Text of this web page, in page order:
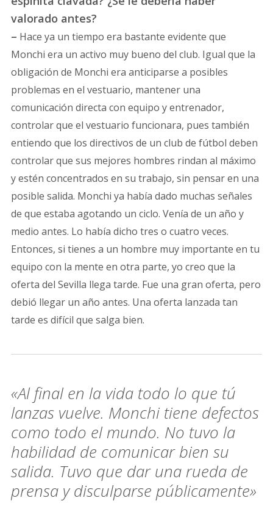
valorado antes?
– Hace ya un tiempo era bastante evidente que
Monchi era un activo muy bueno del club. Igual que la
obligación de Monchi era anticiparse a posibles
problemas en el vestuario, mantener una
comunicación directa con equipo y entrenador,
controlar que el vestuario funcionara, pues también
entiendo que los directivos de un club de fútbol deben
controlar que sus mejores hombres rindan al máximo
y estén concentrados en su trabajo, sin pensar en una
posible salida. Monchi ya había dado muchas señales
de que estaba agotando un ciclo. Venía de un año y
medio antes. Lo había dicho tres o cuatro veces.
Entonces, si tienes a un hombre muy importante en tu
equipo con la mente en otra parte, yo creo que la
oferta del Sevilla llega tarde. Fue una gran oferta, pero
debió llegar un año antes. Una oferta lanzada tan
tarde es difícil que salga bien.
«Al final en la vida todo lo que tú
lanzas vuelve. Monchi tiene defectos
como todo el mundo. No tuvo la
habilidad de comunicar bien su
salida. Tuvo que dar una rueda de
prensa y disculparse públicamente»